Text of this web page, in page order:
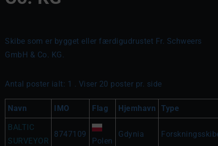
Skibe som er bygget eller færdigudrustet Fr. Schweers
GmbH & Co. KG.
Antal poster ialt: 1 . Viser 20 poster pr. side
Navn IMO Flag Hjemhavn Type
BALTIC
SURVEYOR
8747109
Polen
Gdynia